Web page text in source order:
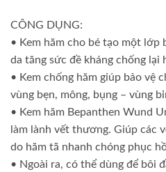
CÔNG DỤNG:
• Kem hăm cho bé tạo một lớp
da tăng sức đề kháng chống lại
• Kem chống hăm giúp bảo vệ
vùng bẹn, mông, bụng – vùng
• Kem hăm Bepanthen Wund
làm lành vết thương. Giúp các
do hăm tã nhanh chóng phục
• Ngoài ra, có thể dùng để bôi